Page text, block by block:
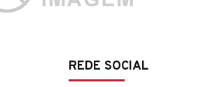
REDE SOCIAL